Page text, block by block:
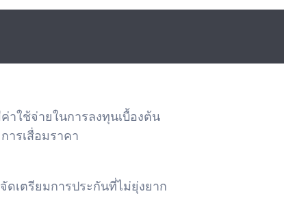
าใช้จ่ายในการลงทุนเบื้องต้น
ารเสื่อมราคา
ดเตรียมการประกันที่ไม่ยุ่งยาก